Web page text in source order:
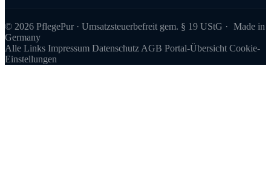
© 2026 PflegePur · Umsatzsteuerbefreit gem. § 19 UStG · Made in
Germany
Alle Links Impressum DatenschutzAGB Portal-Übersicht Cookie-
Einstellungen